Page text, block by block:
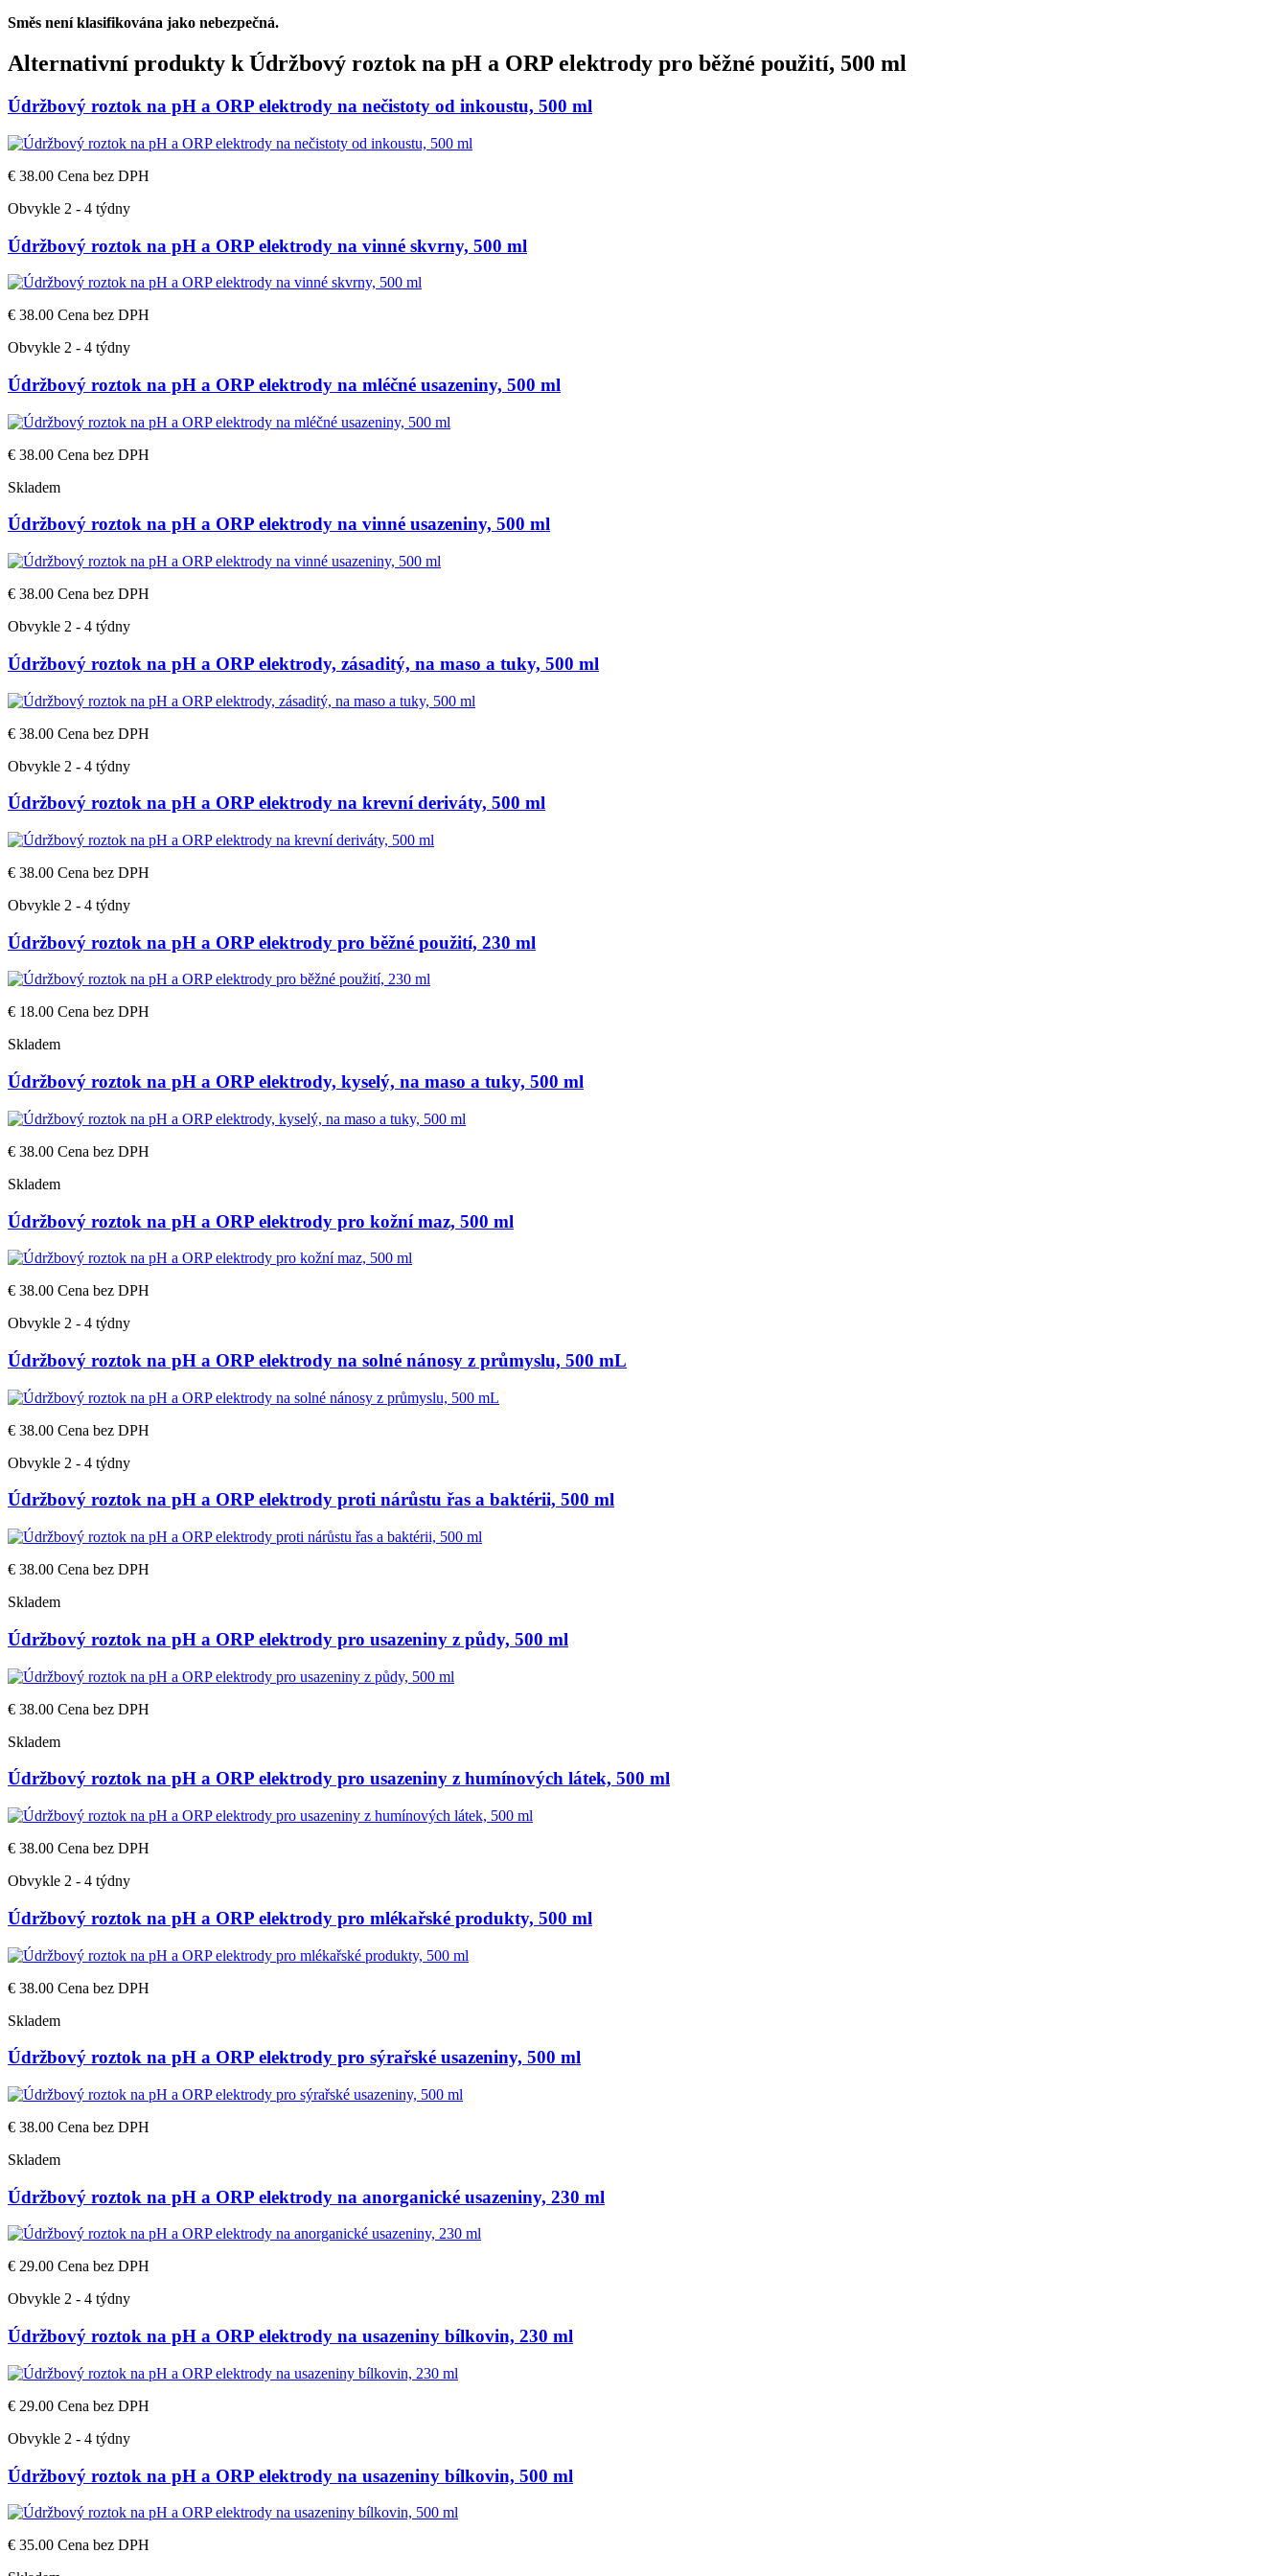
Směs není klasifikována jako nebezpečná.
Alternativní produkty k Údržbový roztok na pH a ORP elektrody pro běžné použití, 500 ml
Údržbový roztok na pH a ORP elektrody na nečistoty od inkoustu, 500 ml
€ 38.00 Cena bez DPH
Obvykle 2 - 4 týdny
Údržbový roztok na pH a ORP elektrody na vinné skvrny, 500 ml
€ 38.00 Cena bez DPH
Obvykle 2 - 4 týdny
Údržbový roztok na pH a ORP elektrody na mléčné usazeniny, 500 ml
€ 38.00 Cena bez DPH
Skladem
Údržbový roztok na pH a ORP elektrody na vinné usazeniny, 500 ml
€ 38.00 Cena bez DPH
Obvykle 2 - 4 týdny
Údržbový roztok na pH a ORP elektrody, zásaditý, na maso a tuky, 500 ml
€ 38.00 Cena bez DPH
Obvykle 2 - 4 týdny
Údržbový roztok na pH a ORP elektrody na krevní deriváty, 500 ml
€ 38.00 Cena bez DPH
Obvykle 2 - 4 týdny
Údržbový roztok na pH a ORP elektrody pro běžné použití, 230 ml
€ 18.00 Cena bez DPH
Skladem
Údržbový roztok na pH a ORP elektrody, kyselý, na maso a tuky, 500 ml
€ 38.00 Cena bez DPH
Skladem
Údržbový roztok na pH a ORP elektrody pro kožní maz, 500 ml
€ 38.00 Cena bez DPH
Obvykle 2 - 4 týdny
Údržbový roztok na pH a ORP elektrody na solné nánosy z průmyslu, 500 mL
€ 38.00 Cena bez DPH
Obvykle 2 - 4 týdny
Údržbový roztok na pH a ORP elektrody proti nárůstu řas a baktérii, 500 ml
€ 38.00 Cena bez DPH
Skladem
Údržbový roztok na pH a ORP elektrody pro usazeniny z půdy, 500 ml
€ 38.00 Cena bez DPH
Skladem
Údržbový roztok na pH a ORP elektrody pro usazeniny z humínových látek, 500 ml
€ 38.00 Cena bez DPH
Obvykle 2 - 4 týdny
Údržbový roztok na pH a ORP elektrody pro mlékařské produkty, 500 ml
€ 38.00 Cena bez DPH
Skladem
Údržbový roztok na pH a ORP elektrody pro sýrařské usazeniny, 500 ml
€ 38.00 Cena bez DPH
Skladem
Údržbový roztok na pH a ORP elektrody na anorganické usazeniny, 230 ml
€ 29.00 Cena bez DPH
Obvykle 2 - 4 týdny
Údržbový roztok na pH a ORP elektrody na usazeniny bílkovin, 230 ml
€ 29.00 Cena bez DPH
Obvykle 2 - 4 týdny
Údržbový roztok na pH a ORP elektrody na usazeniny bílkovin, 500 ml
€ 35.00 Cena bez DPH